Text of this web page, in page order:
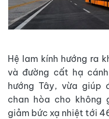
Hệ lam kính hướng ra
và đường cất hạ
hướng Tây, vừa giúp
chan hòa cho không
giảm bức xạ nhiệt tới